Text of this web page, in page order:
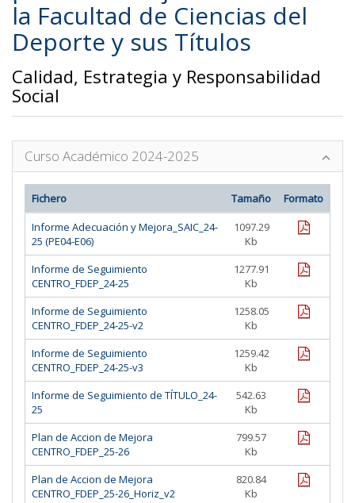
la Facultad de Ciencias del
Deporte y sus Títulos
Calidad, Estrategia y Responsabilidad
Social
Curso Académico 2024-2025
Fichero Tamaño
Formato
Informe Adecuación y Mejora_SAIC_24-
25 (PE04-E06)
1097.29
Kb
pdf
Informe de Seguimiento
CENTRO_FDEP_24-25
1277.91
Kb
pdf
Informe de Seguimiento
CENTRO_FDEP_24-25-v2
1258.05
Kb
pdf
Informe de Seguimiento
CENTRO_FDEP_24-25-v3
1259.42
Kb
pdf
Informe de Seguimiento de TÍTULO_24-
25
542.63
Kb
pdf
Plan de Accion de Mejora
CENTRO_FDEP_25-26
799.57
Kb
pdf
Plan de Accion de Mejora
CENTRO_FDEP_25-26_Horiz_v2
820.84
Kb
pdf